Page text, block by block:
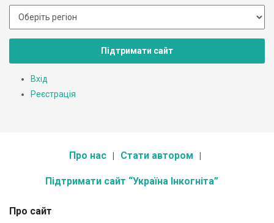
Підтримати сайт
Вхід
Реєстрація
Про нас Стати автором
Підтримати сайт “Україна Інкогніта”
Про сайт